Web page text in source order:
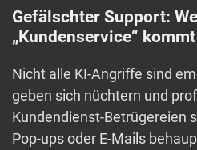
Gefälschter Support:
„Kundenservice“ kommt
Nicht alle KI-Angriffe sind
geben sich nüchtern und
Kundendienst-Betrügereien
Pop-ups oder E-Mails